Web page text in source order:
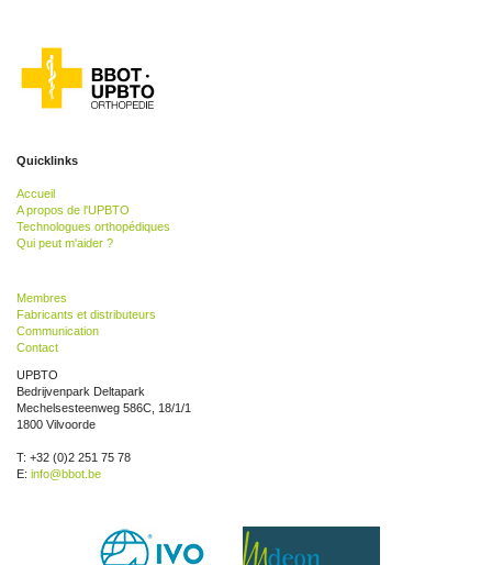
Quicklinks
Accueil
A propos de l'UPBTO
Technologues orthopédiques
Qui peut m'aider ?
Membres
Fabricants et distributeurs
Communication
Contact
UPBTO
Bedrijvenpark Deltapark
Mechelsesteenweg 586C, 18/1/1
1800 Vilvoorde
T: +32 (0)2 251 75 78
E: info@bbot.be